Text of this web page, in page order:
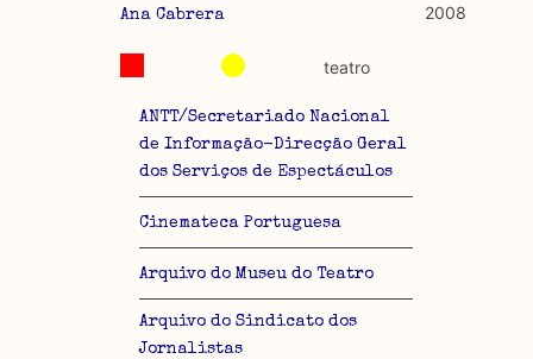
Ana Cabrera 2008
ANTT/Secretariado Nacional
de Informação-Direcção Geral
dos Serviços de Espectáculos
Cinemateca Portuguesa
Arquivo do Museu do Teatro
Arquivo do Sindicato dos
Jornalistas
teatro